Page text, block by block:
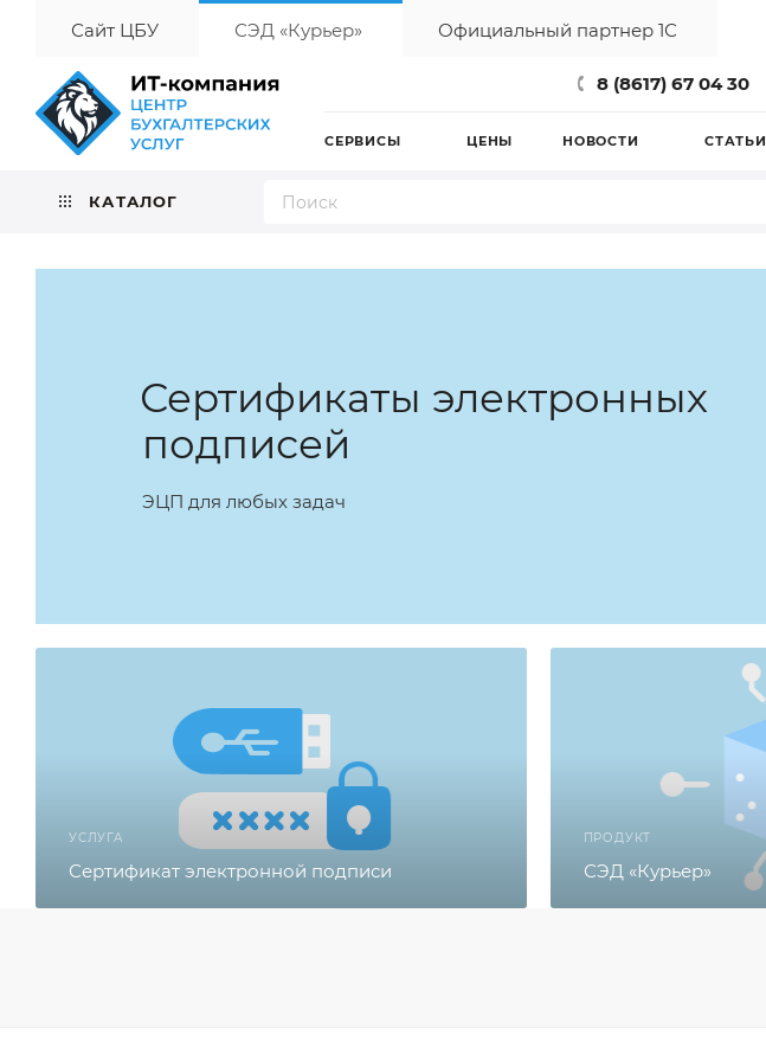
Сайт ЦБУ СЭД «Курьер» Официальный партнер 1С
8 (8617) 67 04 30
СЕРВИСЫ ЦЕНЫ НОВОСТИ СТАТЬИ
КАТАЛОГ
Сертификаты электронных
подписей
ЭЦП для любых задач
УСЛУГА
Сертификат электронной подписи
ПРОДУКТ
СЭД «Курьер»